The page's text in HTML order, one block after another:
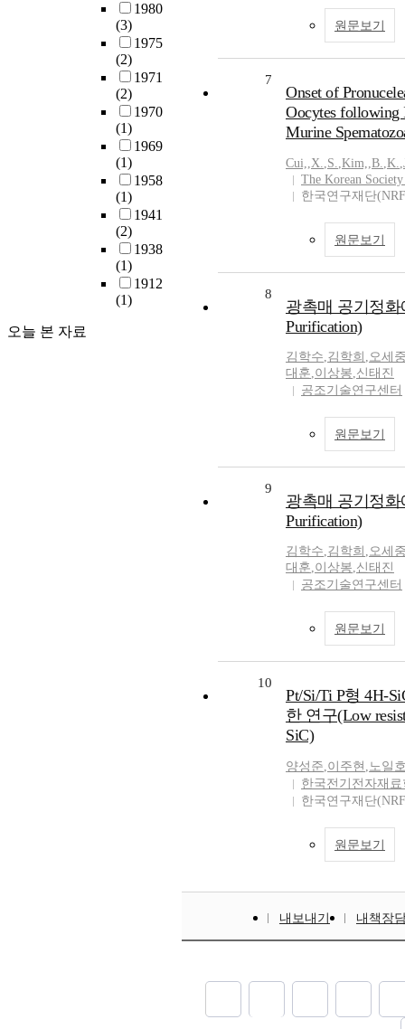
1980
(3)
1975
(2)
1971
(2)
1970
(1)
1969
(1)
1958
(1)
1941
(2)
1938
(1)
1912
(1)
오늘 본 자료
원문보기
7
Onset of
Oocytes following
Murine
Cui,,X.,S.,Kim,,B.,K.,
The Korean
한국연구재단
원문보기
8
광촉매 공기정화
Purification)
김학수,김학희 ,오세
대훈,이상봉,신태진
공조기술연구센터
원문보기
9
광촉매 공기정화
Purification)
김학수,김학희 ,오세
대훈,이상봉,신태진
공조기술연구센터
원문보기
10
Pt/Si/Ti P형 4H-
한 연구(Low
SiC)
양성준,이주현 ,노일
한국전기전자재
한국연구재단
원문보기
내보내기 내책장